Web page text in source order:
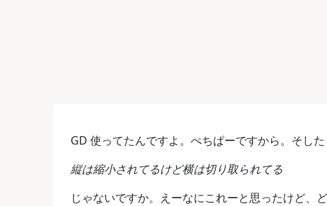
GD 使ってたんですよ。ぺちぱーですから。そし
縦は縮小されてるけど横は切り取られてる
じゃないですか。えーなにこれーと思ったけど、